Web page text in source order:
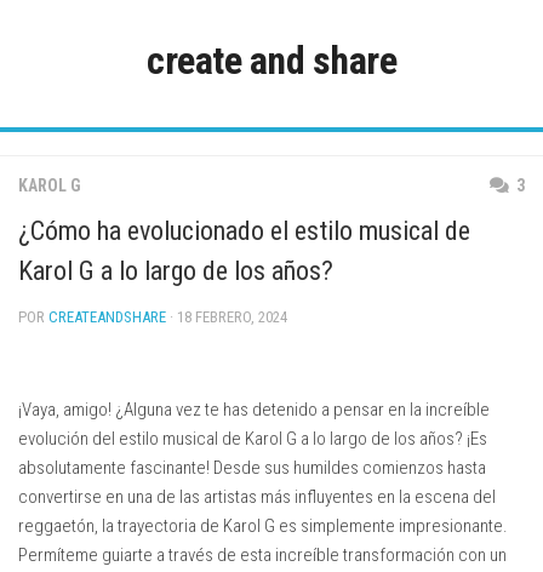
create and share
KAROL G 3
¿Cómo ha evolucionado el estilo musical de
Karol G a lo largo de los años?
POR CREATEANDSHARE · 18 FEBRERO, 2024
¡Vaya, amigo! ¿Alguna vez te has detenido a pensar en la increíble
evolución del estilo musical de Karol G a lo largo de los años? ¡Es
absolutamente fascinante! Desde sus humildes comienzos hasta
convertirse en una de las artistas más influyentes en la escena del
reggaetón, la trayectoria de Karol G es simplemente impresionante.
Permíteme guiarte a través de esta increíble transformación con un